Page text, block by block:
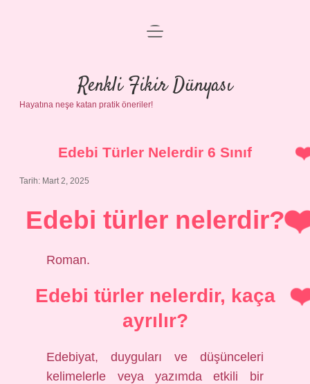
Anasayfa
Gizlilik Politikası
Yasal Uyarı
menüyü
Renkli Fikir Dünyası
Hayatına neşe katan pratik öneriler!
Edebi Türler Nelerdir 6 Sınıf
Tarih: Mart 2, 2025
Edebi türler nelerdir?
Roman.
Edebi türler nelerdir, kaça
ayrılır?
Edebiyat, duyguları ve düşünceleri
kelimelerle veya yazımda etkili bir